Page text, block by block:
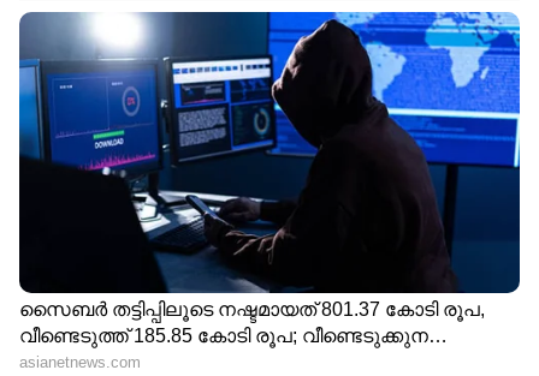
രൂപ
ഏപ്രിൽ 18- 1,14,240 രൂപ (ഈ മാസത്തെ
ഏറ്റവും കൂടിയ വില)